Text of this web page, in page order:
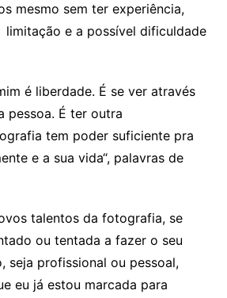
mesmo sem ter experiência,
limitação e a possível dificuldade
é liberdade. É se ver através
pessoa. É ter outra
tem poder suficiente pra
e a sua vida“, palavras de
talentos da fotografia, se
ou tentada a fazer o seu
seja profissional ou pessoal,
eu já estou marcada para